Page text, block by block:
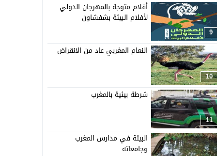
9
أفلام متوجة بالمهرجان الدولي
لأفلام البيئة بشفشاون
10
النعام المغربي عاد من الانقراض
11
شرطة بيئية بالمغرب
البيئة في مدارس المغرب
وجامعاته